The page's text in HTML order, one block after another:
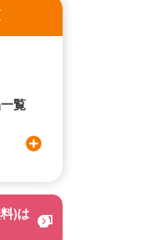
は
覧
)は